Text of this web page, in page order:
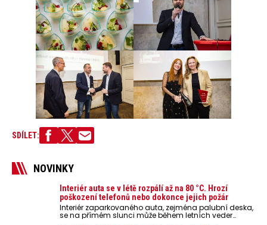
SDÍLET:
NOVINKY
Interiér auta se v létě rozpálí až na 80 °C. Hrozí
poškození telefonů nebo dokonce jejich požár
Interiér zaparkovaného auta, zejména palubní deska,
se na přímém slunci může během letních veder